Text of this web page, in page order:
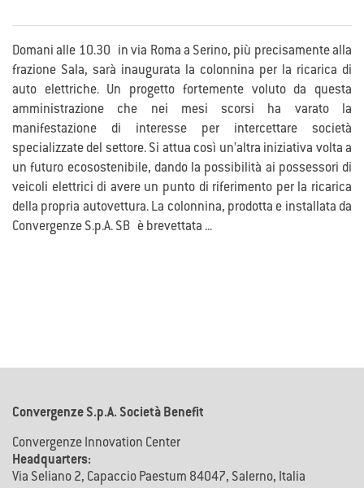
Domani alle 10.30 in via Roma a Serino, più precisamente alla
frazione Sala, sarà inaugurata la colonnina per la ricarica di
auto elettriche. Un progetto fortemente voluto da questa
amministrazione che nei mesi scorsi ha varato la
manifestazione di interesse per intercettare società
specializzate del settore. Si attua così un’altra iniziativa volta a
un futuro ecosostenibile, dando la possibilità ai possessori di
veicoli elettrici di avere un punto di riferimento per la ricarica
della propria autovettura. La colonnina, prodotta e installata da
Convergenze S.p.A. SB è brevettata ...
Convergenze S.p.A. Società Benefit
Convergenze Innovation Center
Headquarters:
Via Seliano 2, Capaccio Paestum 84047, Salerno, Italia